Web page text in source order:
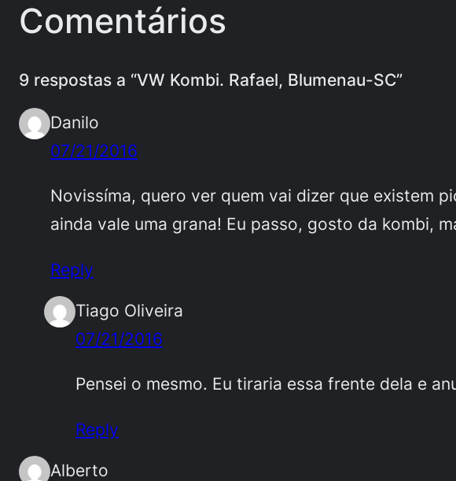
Comentários
9 respostas a “VW Kombi. Rafael, Blumenau-SC”
Danilo
07/21/2016
Novissíma, quero ver quem vai dizer que existem
ainda vale uma grana! Eu passo, gosto da kombi,
Reply
Tiago Oliveira
07/21/2016
Pensei o mesmo. Eu tiraria essa frente dela e
Reply
Alberto